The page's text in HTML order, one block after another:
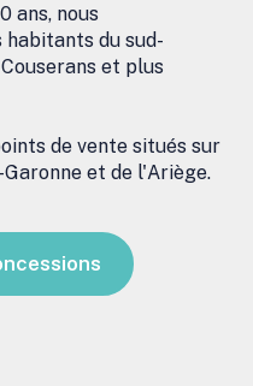
ans, nous
du sud-
et plus
de vente situés sur
et de l'Ariège.